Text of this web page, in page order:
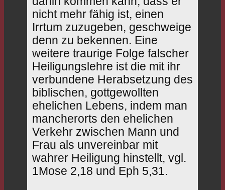
nicht mehr fähig ist, einen
Irrtum zuzugeben, geschweige
denn zu bekennen. Eine
weitere traurige Folge falscher
Heiligungslehre ist die mit ihr
verbundene Herabsetzung des
biblischen, gottgewollten
ehelichen Lebens, indem man
mancherorts den ehelichen
Verkehr zwischen Mann und
Frau als unvereinbar mit
wahrer Heiligung hinstellt, vgl.
1Mose 2,18 und Eph 5,31.